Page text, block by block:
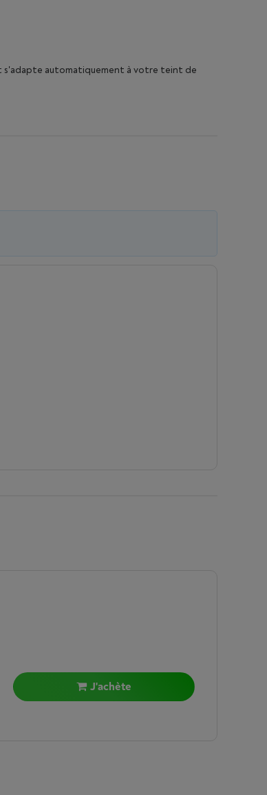
s'adapte automatiquement à votre teint de
J'achète